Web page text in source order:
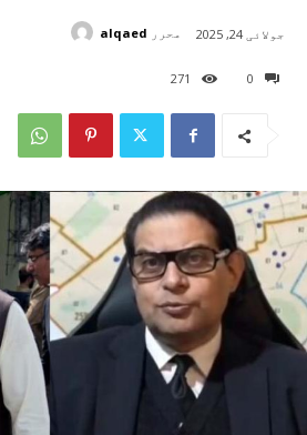
0
271
جولائی 24, 2025 محرر alqaed